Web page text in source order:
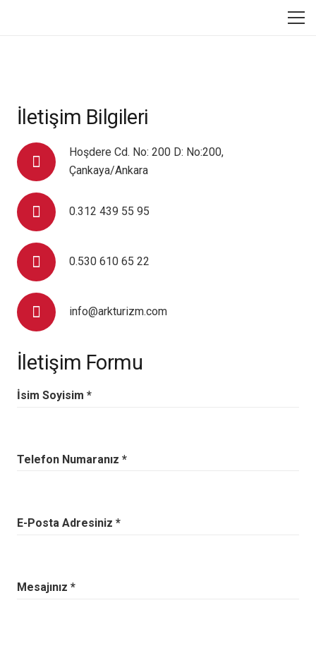
İletişim Bilgileri
Hoşdere Cd. No: 200 D: No:200,
Çankaya/Ankara
0.312 439 55 95
0.530 610 65 22
info@arkturizm.com
İletişim Formu
İsim Soyisim *
Telefon Numaranız *
E-Posta Adresiniz *
Mesajınız *